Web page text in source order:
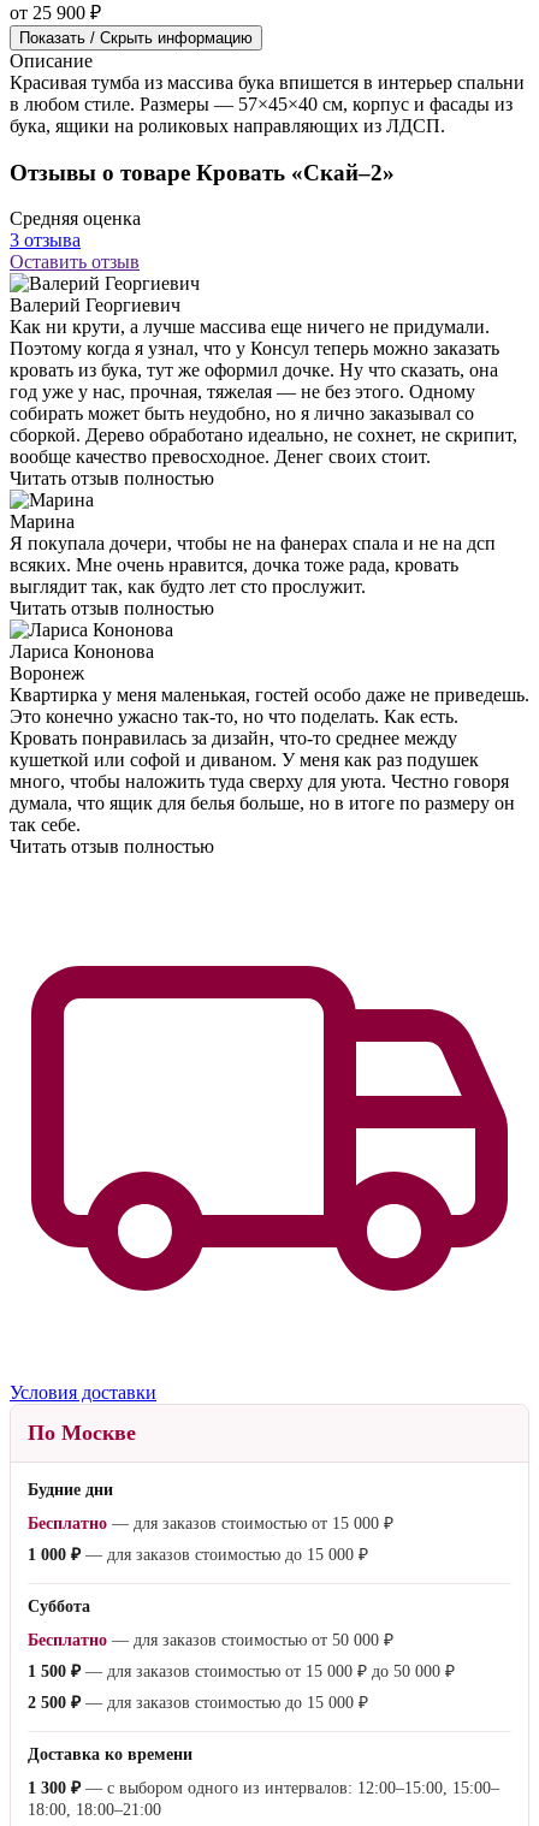
от 25 900 ₽
Показать / Скрыть информацию
Описание
Красивая тумба из массива бука впишется в интерьер спальни
в любом стиле. Размеры — 57×45×40 см, корпус и фасады из
бука, ящики на роликовых направляющих из ЛДСП.
Отзывы о товаре Кровать «Скай–2»
Средняя оценка
3 отзыва
Оставить отзыв
Валерий Георгиевич
Как ни крути, а лучше массива еще ничего не придумали.
Поэтому когда я узнал, что у Консул теперь можно заказать
кровать из бука, тут же оформил дочке. Ну что сказать, она
год уже у нас, прочная, тяжелая — не без этого. Одному
собирать может быть неудобно, но я лично заказывал со
сборкой. Дерево обработано идеально, не сохнет, не скрипит,
вообще качество превосходное. Денег своих стоит.
Читать отзыв полностью
Марина
Я покупала дочери, чтобы не на фанерах спала и не на дсп
всяких. Мне очень нравится, дочка тоже рада, кровать
выглядит так, как будто лет сто прослужит.
Читать отзыв полностью
Лариса Кононова
Воронеж
Квартирка у меня маленькая, гостей особо даже не приведешь.
Это конечно ужасно так-то, но что поделать. Как есть.
Кровать понравилась за дизайн, что-то среднее между
кушеткой или софой и диваном. У меня как раз подушек
много, чтобы наложить туда сверху для уюта. Честно говоря
думала, что ящик для белья больше, но в итоге по размеру он
так себе.
Читать отзыв полностью
Условия доставки
По Москве
Будние дни
Бесплатно — для заказов стоимостью от 15 000 ₽
1 000 ₽— для заказов стоимостью до 15 000 ₽
Суббота
Бесплатно — для заказов стоимостью от 50 000 ₽
1 500 ₽— для заказов стоимостью от 15 000 ₽ до 50 000 ₽
2 500 ₽— для заказов стоимостью до 15 000 ₽
Доставка ко времени
1 300 ₽— с выбором одного из интервалов: 12:00–15:00, 15:00–
18:00, 18:00–21:00